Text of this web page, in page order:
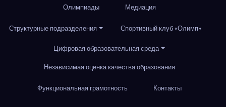
Олимпиады Медиация
Структурные подразделения Спортивный клуб «Олимп»
Цифровая образовательная среда
Независимая оценка качества образования
Функциональная грамотность Контакты